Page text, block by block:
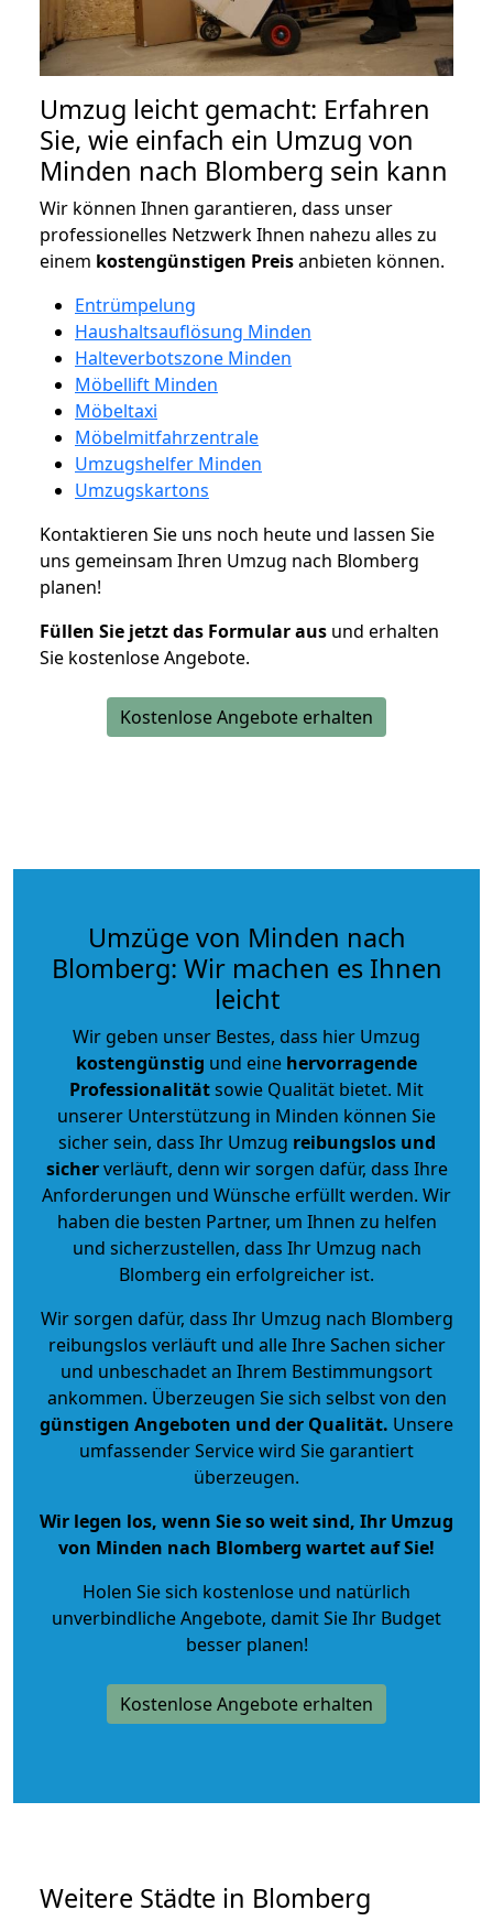
Umzug leicht gemacht: Erfahren
Sie, wie einfach ein Umzug von
Minden nach Blomberg sein kann
Wir können Ihnen garantieren, dass unser
professionelles Netzwerk Ihnen nahezu alles zu
einem kostengünstigen Preisanbieten können.
Entrümpelung
Haushaltsauflösung Minden
Halteverbotszone Minden
Möbellift Minden
Möbeltaxi
Möbelmitfahrzentrale
Umzugshelfer Minden
Umzugskartons
Kontaktieren Sie uns noch heute und lassen Sie
uns gemeinsam Ihren Umzug nach Blomberg
planen!
Füllen Sie jetzt das Formular aus und erhalten
Sie kostenlose Angebote.
Kostenlose Angebote erhalten
Umzüge von Minden nach
Blomberg: Wir machen es Ihnen
leicht
Wir geben unser Bestes, dass hier Umzug
kostengünstig und eine hervorragende
Professionalitätsowie Qualität bietet. Mit
unserer Unterstützung in Minden können Sie
sicher sein, dass Ihr Umzug reibungslos und
sicherverläuft, denn wir sorgen dafür, dass Ihre
Anforderungen und Wünsche erfüllt werden. Wir
haben die besten Partner, um Ihnen zu helfen
und sicherzustellen, dass Ihr Umzug nach
Blomberg ein erfolgreicher ist.
Wir sorgen dafür, dass Ihr Umzug nach Blomberg
reibungslos verläuft und alle Ihre Sachen sicher
und unbeschadet an Ihrem Bestimmungsort
ankommen. Überzeugen Sie sich selbst von den
günstigen Angeboten und der Qualität. Unsere
umfassender Service wird Sie garantiert
überzeugen.
Wir legen los, wenn Sie so weit sind, Ihr Umzug
von Minden nach Blomberg wartet auf Sie!
Holen Sie sich kostenlose und natürlich
unverbindliche Angebote, damit Sie Ihr Budget
besser planen!
Kostenlose Angebote erhalten
Weitere Städte in Blomberg